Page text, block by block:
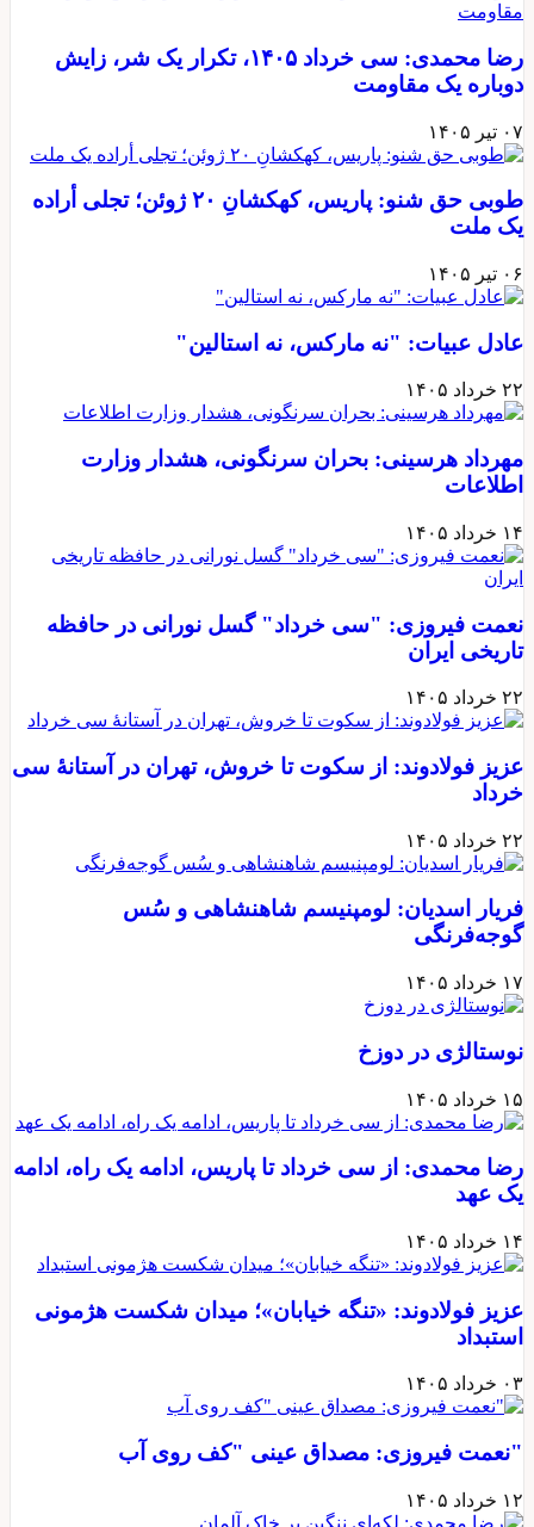
رضا محمدی: سی خرداد ۱۴۰۵، تکرار یک شر، زایش
دوباره یک مقاومت
۰۷ تیر ۱۴۰۵
طوبی حق شنو: پاریس، کهکشانِ ۲۰ ژوئن؛ تجلی أراده
یک ملت
۰۶ تیر ۱۴۰۵
عادل عبیات: "نه مارکس، نه استالین"
۲۲ خرداد ۱۴۰۵
مهرداد هرسینی: بحران سرنگونی، هشدار وزارت
اطلاعات
۱۴ خرداد ۱۴۰۵
نعمت فیروزی: "سی خرداد" گسل نورانی در حافظه
تاریخی ایران
۲۲ خرداد ۱۴۰۵
عزیز فولادوند: از سکوت تا خروش، تهران در آستانهٔ سی
خرداد
۲۲ خرداد ۱۴۰۵
فریار اسدیان: لومپنیسم شاهنشاهی و سُس
گوجه‌فرنگی
۱۷ خرداد ۱۴۰۵
نوستالژی در دوزخ
۱۵ خرداد ۱۴۰۵
رضا محمدی: از سی خرداد تا پاریس، ادامه یک راه، ادامه
یک عهد
۱۴ خرداد ۱۴۰۵
عزیز فولادوند: «تنگه خیابان»؛ میدان شکست هژمونی
استبداد
۰۳ خرداد ۱۴۰۵
"نعمت فیروزی: مصداق عینی "کف روی آب
۱۲ خرداد ۱۴۰۵